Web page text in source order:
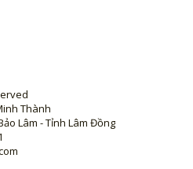
Thành
Lâm - Tỉnh Lâm Đồng